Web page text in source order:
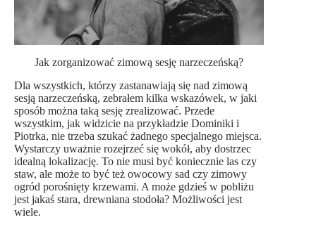
Jak zorganizować zimową sesję narzeczeńską?
Dla wszystkich, którzy zastanawiają się nad zimową
sesją narzeczeńską, zebrałem kilka wskazówek, w jaki
sposób można taką sesję zrealizować. Przede
wszystkim, jak widzicie na przykładzie Dominiki i
Piotrka, nie trzeba szukać żadnego specjalnego miejsca.
Wystarczy uważnie rozejrzeć się wokół, aby dostrzec
idealną lokalizację. To nie musi być koniecznie las czy
staw, ale może to być też owocowy sad czy zimowy
ogród porośnięty krzewami. A może gdzieś w pobliżu
jest jakaś stara, drewniana stodoła? Możliwości jest
wiele.